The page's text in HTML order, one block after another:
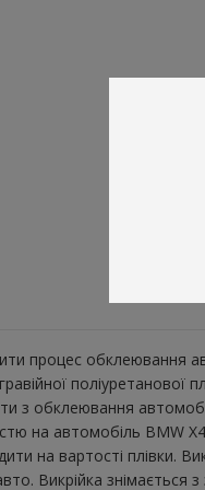
процес обклеювання
з обклеювання
на автомобіль BMW
на вартості плівки.
Викрійка знімається з